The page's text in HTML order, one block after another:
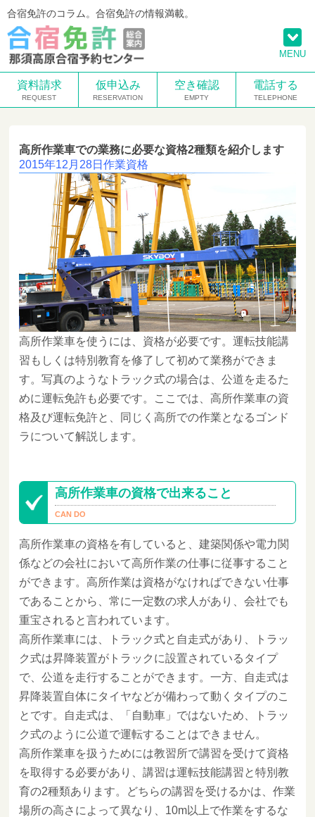
合宿免許のコラム。合宿免許の情報満載。
資料請求 仮申込み 空き確認 電話する
高所作業車での業務に必要な資格2種類を紹介します
2015年12月28日 作業資格
高所作業車を使うには、資格が必要です。運転技能講
習もしくは特別教育を修了して初めて業務ができま
す。写真のようなトラック式の場合は、公道を走るた
めに運転免許も必要です。ここでは、高所作業車の資
格及び運転免許と、同じく高所での作業となるゴンド
ラについて解説します。
高所作業車の資格で出来ること
高所作業車の資格を有していると、建築関係や電力関
係などの会社において高所作業の仕事に従事すること
ができます。高所作業は資格がなければできない仕事
であることから、常に一定数の求人があり、会社でも
重宝されると言われています。
高所作業車には、トラック式と自走式があり、トラッ
ク式は昇降装置がトラックに設置されているタイプ
で、公道を走行することができます。一方、自走式は
昇降装置自体にタイヤなどが備わって動くタイプのこ
とです。自走式は、「自動車」ではないため、トラッ
ク式のように公道で運転することはできません。
高所作業車を扱うためには教習所で講習を受けて資格
を取得する必要があり、講習は運転技能講習と特別教
育の2種類あります。どちらの講習を受けるかは、作業
場所の高さによって異なり、10m以上で作業をするな
MENU